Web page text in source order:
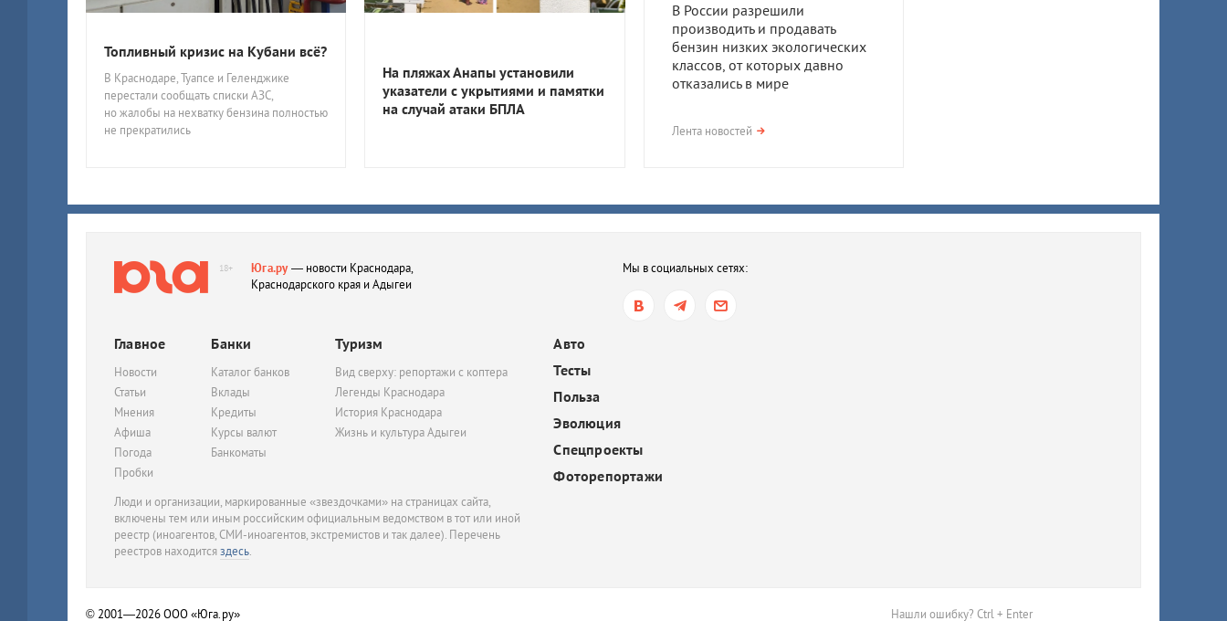
В России разрешили
производить и продавать
бензин низких экологических
классов, от которых давно
отказались в мире
сегодня, 17:23
после семейной ссоры
В Ростове-на-Дону хотят
электросамокатов
Лента новостей
Топливный кризис на Кубани всё?
В Краснодаре, Туапсе и Геленджике
перестали сообщать списки АЗС,
но жалобы на нехватку бензина полностью
не прекратились
На пляжах Анапы установили
указатели с укрытиями и памятки
на случай атаки БПЛА
18+ Юга.ру— новости Краснодара,
Краснодарского края и Адыгеи
Мы в социальных сетях:
Главное
Новости
Статьи
Мнения
Афиша
Погода
Пробки
Банки
Каталог банков
Вклады
Кредиты
Курсы валют
Банкоматы
Туризм
Вид сверху: репортажи с коптера
Легенды Краснодара
История Краснодара
Жизнь и культура Адыгеи
Авто
Тесты
Польза
Эволюция
Спецпроекты
Фоторепортажи
Люди и организации, маркированные «звездочками» на страницах сайта,
включены тем или иным российским официальным ведомством в тот или иной
реестр (иноагентов, СМИ-иноагентов, экстремистов и так далее). Перечень
реестров находитсяздесь.
© 2001—2026ООО «Юга.ру» Нашли ошибку? Ctrl + Enter